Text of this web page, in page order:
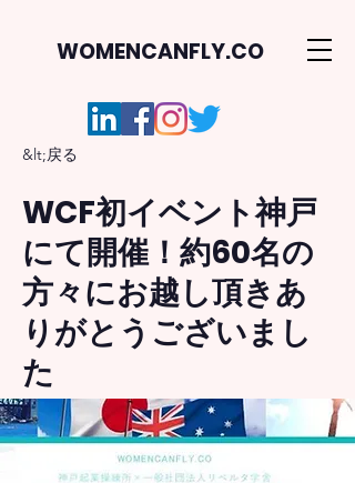
WOMENCANFLY.CO
&lt;戻る
WCF初イベント神戸
にて開催！約60名の
方々にお越し頂きあ
りがとうございまし
た